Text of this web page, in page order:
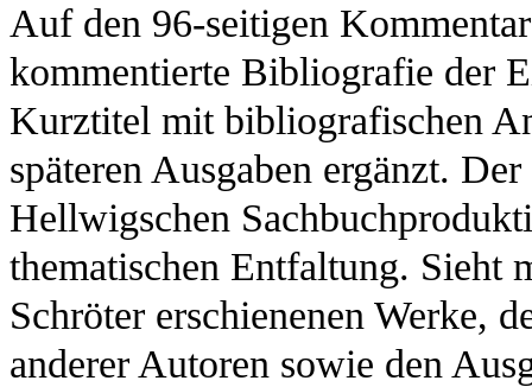
Auf den 96-seitigen
kommentierte Bibliografie der
Kurztitel mit bibliografischen
späteren Ausgaben ergänzt.
Hellwigschen
thematischen Entfaltung. Sieht
Schröter erschienenen Werke,
anderer Autoren sowie den